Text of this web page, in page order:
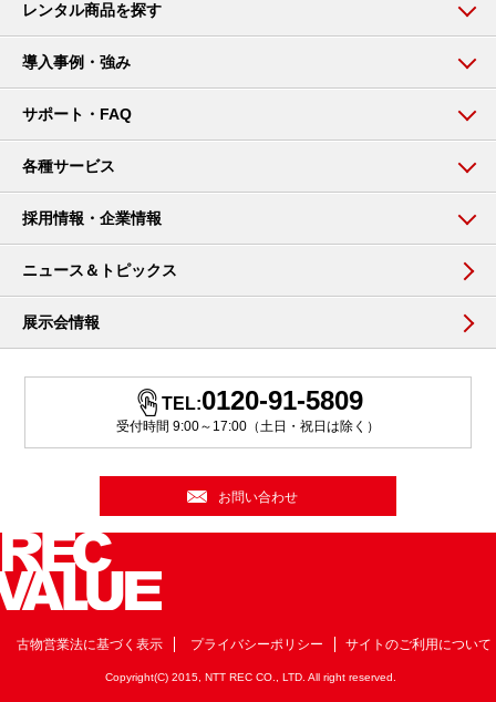
レンタル商品を探す
導入事例・強み
サポート・FAQ
各種サービス
採用情報・企業情報
ニュース＆トピックス
展示会情報
TEL:0120-91-5809
受付時間 9:00～17:00（土日・祝日は除く）
お問い合わせ
古物営業法に基づく表示 プライバシーポリシー サイトのご利用について
Copyright(C) 2015, NTT REC CO., LTD. All right reserved.